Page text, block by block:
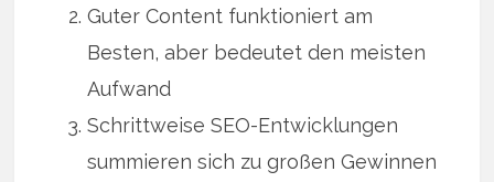
Guter Content funktioniert am
Besten, aber bedeutet den meisten
Aufwand
Schrittweise SEO-Entwicklungen
summieren sich zu großen Gewinnen